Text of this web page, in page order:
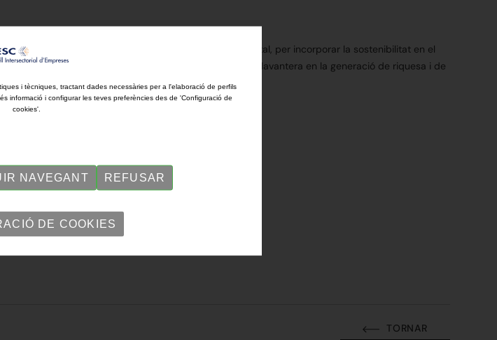
i els principals agents del Vallès Occidental, per incorporar la sostenibilitat en el
de l'economia circular perquè la comarca sigui capdavantera en la generació de riquesa i de
TORNAR
i tècniques, tractant dades necessàries per a l'elaboració de perfils
informació i configurar les teves preferències des de 'Configuració de
cookies'.
NAVEGANT REFUSAR
DE COOKIES